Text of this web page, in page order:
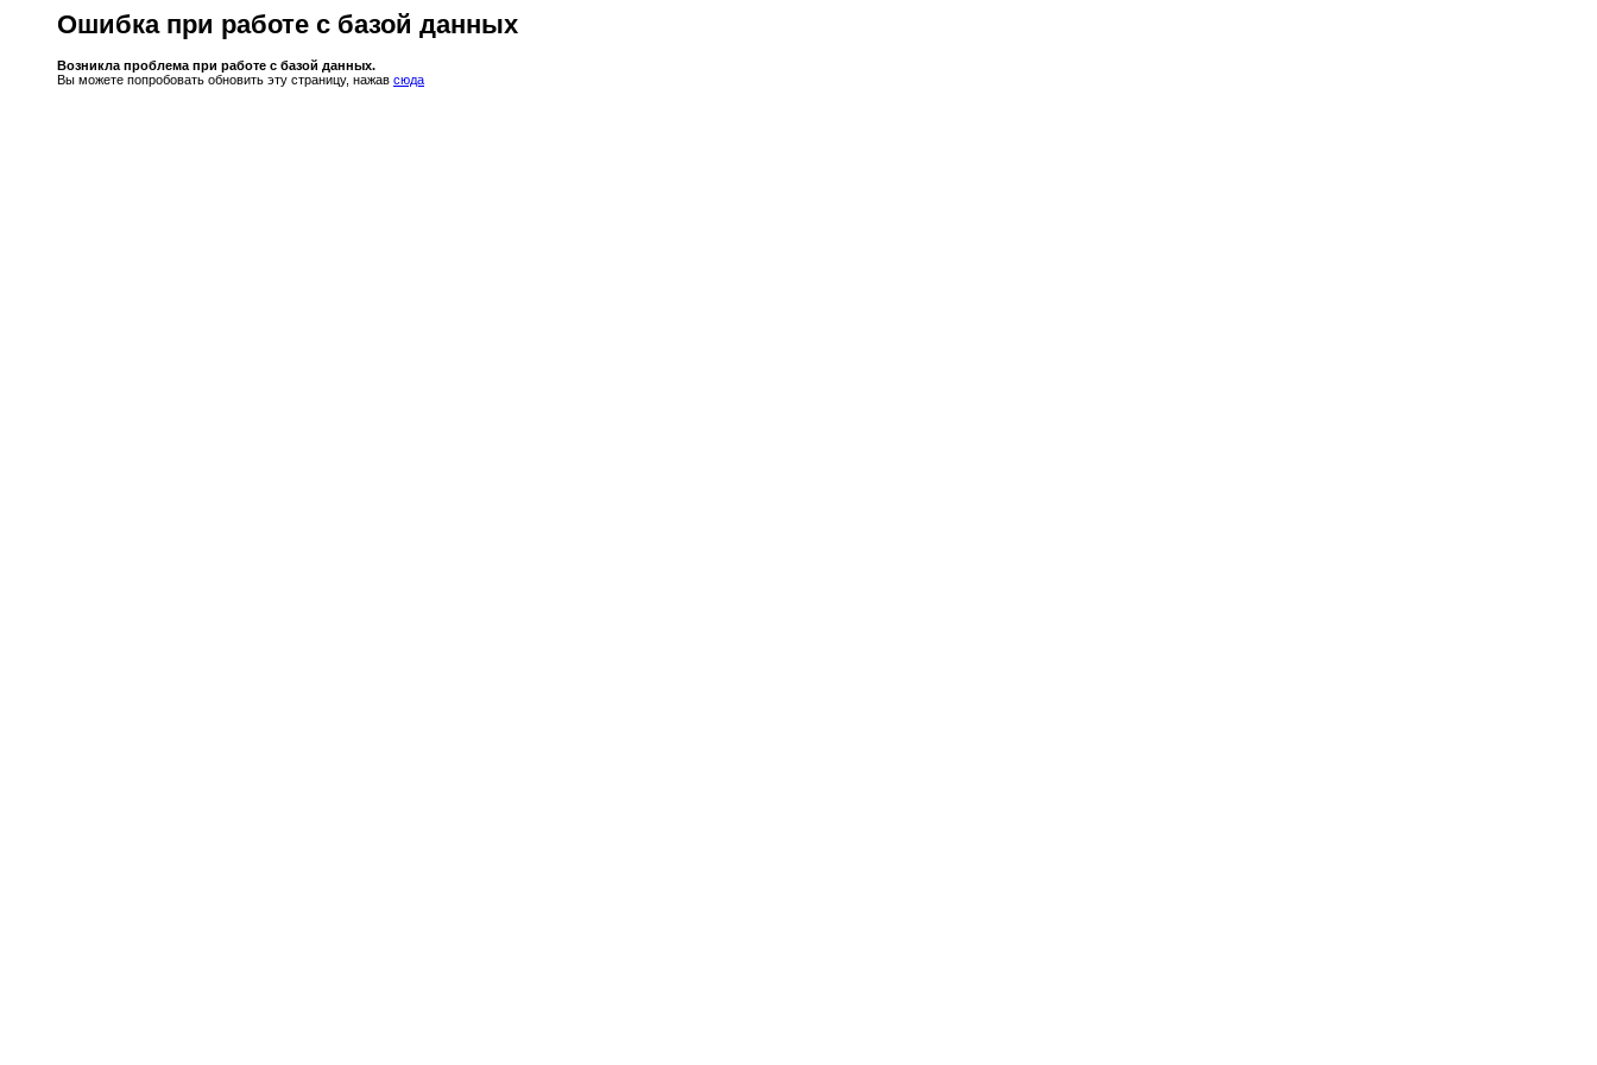
Ошибка при работе с базой данных
Возникла проблема при работе с базой данных.
Вы можете попробовать обновить эту страницу, нажав сюда